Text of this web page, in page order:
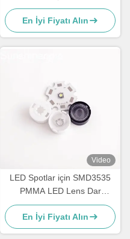
Optik Lens
En İyi Fiyatı Alın
Video
LED Spotlar için SMD3535
PMMA LED Lens Dar
Huzmeli Downlightlar için
Optik Lens Üreticisi
En İyi Fiyatı Alın